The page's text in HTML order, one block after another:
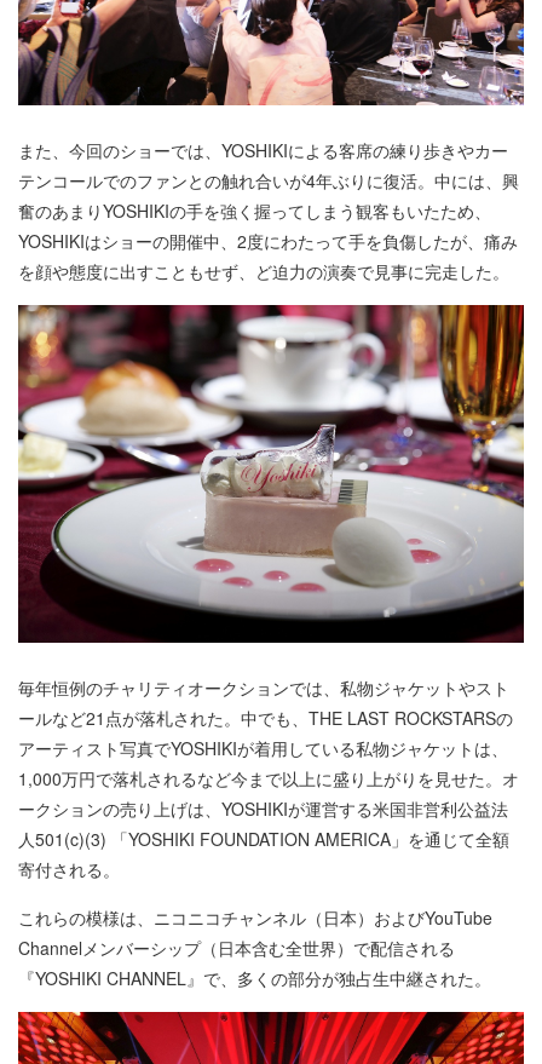
また、今回のショーでは、YOSHIKIによる客席の練り歩きやカー
テンコールでのファンとの触れ合いが4年ぶりに復活。中には、興
奮のあまりYOSHIKIの手を強く握ってしまう観客もいたため、
YOSHIKIはショーの開催中、2度にわたって手を負傷したが、痛み
を顔や態度に出すこともせず、ど迫力の演奏で見事に完走した。
毎年恒例のチャリティオークションでは、私物ジャケットやスト
ールなど21点が落札された。中でも、THE LAST ROCKSTARSの
アーティスト写真でYOSHIKIが着用している私物ジャケットは、
1,000万円で落札されるなど今まで以上に盛り上がりを見せた。オ
ークションの売り上げは、YOSHIKIが運営する米国非営利公益法
人501(c)(3) 「YOSHIKI FOUNDATION AMERICA」を通じて全額
寄付される。
これらの模様は、ニコニコチャンネル（日本）およびYouTube
Channelメンバーシップ（日本含む全世界）で配信される
『YOSHIKI CHANNEL』で、多くの部分が独占生中継された。